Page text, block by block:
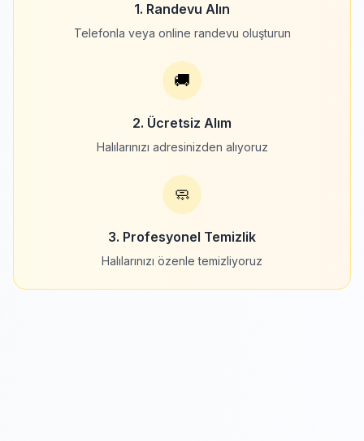
1. Randevu Alın
Telefonla veya online randevu oluşturun
🚚
2. Ücretsiz Alım
Halılarınızı adresinizden alıyoruz
🧼
3. Profesyonel Temizlik
Halılarınızı özenle temizliyoruz